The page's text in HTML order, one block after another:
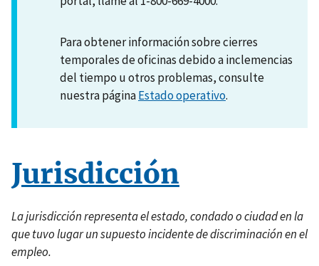
Para obtener información sobre cierres
temporales de oficinas debido a inclemencias
del tiempo u otros problemas, consulte
nuestra páginaEstado operativo.
Jurisdicción
La jurisdicción representa el estado, condado o ciudad en la
que tuvo lugar un supuesto incidente de discriminación en el
empleo.